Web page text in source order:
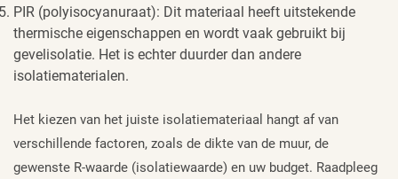
PIR (polyisocyanuraat): Dit materiaal heeft uitstekende
thermische eigenschappen en wordt vaak gebruikt bij
gevelisolatie. Het is echter duurder dan andere
isolatiematerialen.
Het kiezen van het juiste isolatiemateriaal hangt af van
verschillende factoren, zoals de dikte van de muur, de
gewenste R-waarde (isolatiewaarde) en uw budget. Raadpleeg